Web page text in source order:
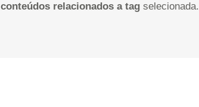
conteúdos relacionados a tagselecionada.